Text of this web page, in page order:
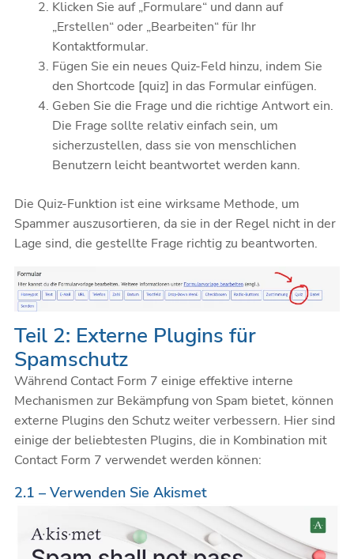
Klicken Sie auf „Formulare“ und dann auf
„Erstellen“ oder „Bearbeiten“ für Ihr
Kontaktformular.
Fügen Sie ein neues Quiz-Feld hinzu, indem Sie
den Shortcode [quiz] in das Formular einfügen.
Geben Sie die Frage und die richtige Antwort ein.
Die Frage sollte relativ einfach sein, um
sicherzustellen, dass sie von menschlichen
Benutzern leicht beantwortet werden kann.
Die Quiz-Funktion ist eine wirksame Methode, um
Spammer auszusortieren, da sie in der Regel nicht in der
Lage sind, die gestellte Frage richtig zu beantworten.
Teil 2: Externe Plugins für
Spamschutz
Während Contact Form 7 einige effektive interne
Mechanismen zur Bekämpfung von Spam bietet, können
externe Plugins den Schutz weiter verbessern. Hier sind
einige der beliebtesten Plugins, die in Kombination mit
Contact Form 7 verwendet werden können:
2.1 – Verwenden Sie Akismet